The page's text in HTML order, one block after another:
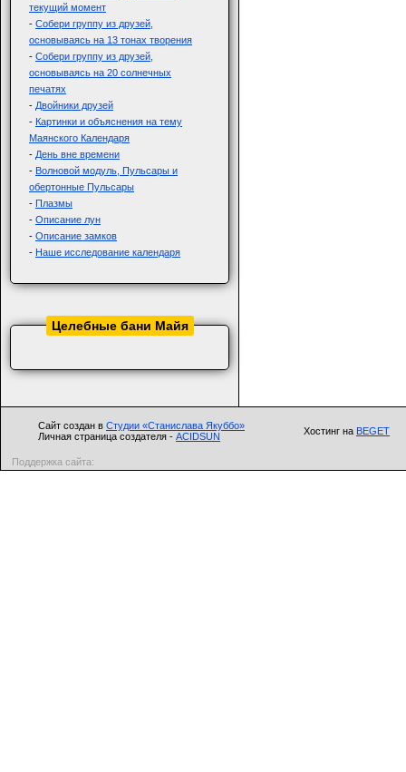
текущий момент
- Собери группу из друзей,
основываясь на 13 тонах творения
- Собери группу из друзей,
основываясь на 20 солнечных
печатях
- Двойники друзей
- Картинки и объяснения на тему
Маянского Календаря
- День вне времени
- Волновой модуль, Пульсары и
обертонные Пульсары
- Плазмы
- Описание лун
- Описание замков
- Наше исследование календаря
Целебные бани Майя
Сайт создан в Студии «Станислава Якуббо»
Личная страница создателя - ACIDSUN Хостинг на BEGET
Поддержка сайта: